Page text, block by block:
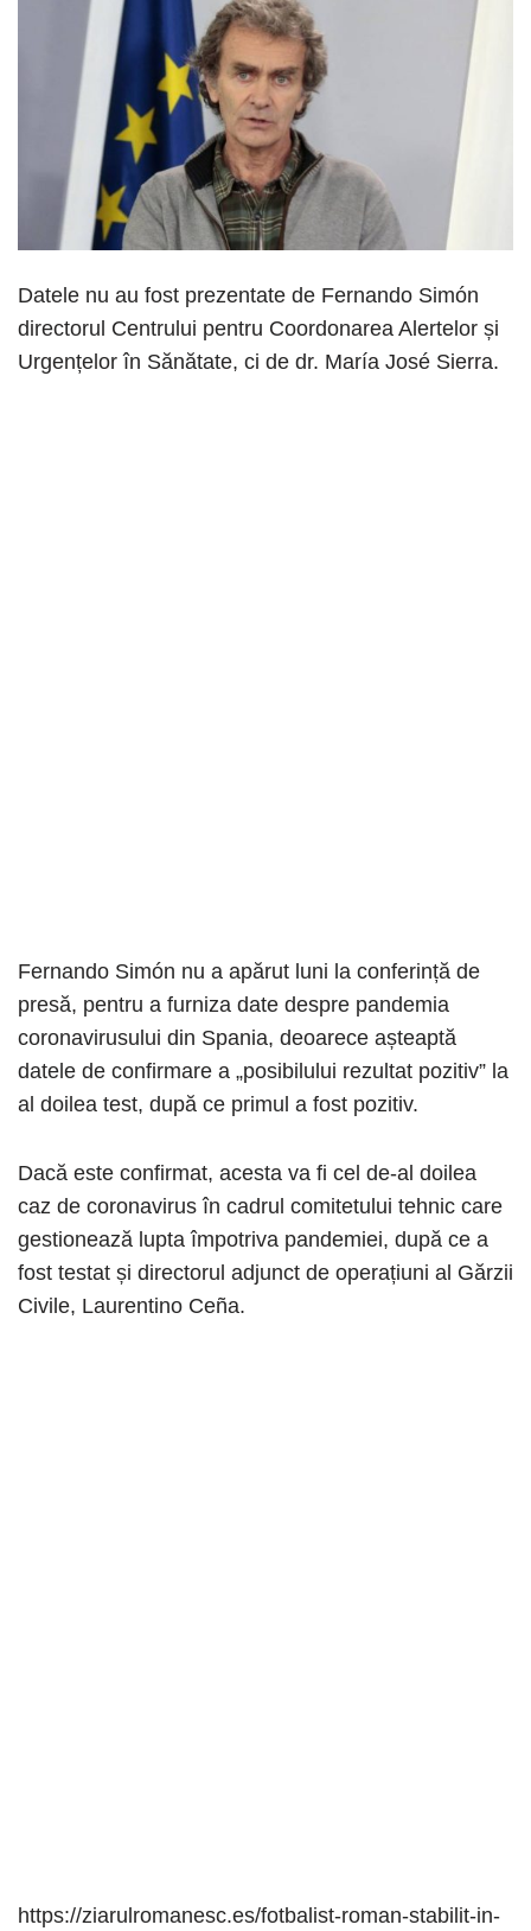
Datele nu au fost prezentate de Fernando Simón
directorul Centrului pentru Coordonarea Alertelor și
Urgențelor în Sănătate, ci de dr. María José Sierra.
Fernando Simón nu a apărut luni la conferință de
presă, pentru a furniza date despre pandemia
coronavirusului din Spania, deoarece așteaptă
datele de confirmare a „posibilului rezultat pozitiv” la
al doilea test, după ce primul a fost pozitiv.
Dacă este confirmat, acesta va fi cel de-al doilea
caz de coronavirus în cadrul comitetului tehnic care
gestionează lupta împotriva pandemiei, după ce a
fost testat și directorul adjunct de operațiuni al Gărzii
Civile, Laurentino Ceña.
https://ziarulromanesc.es/fotbalist-roman-stabilit-in-